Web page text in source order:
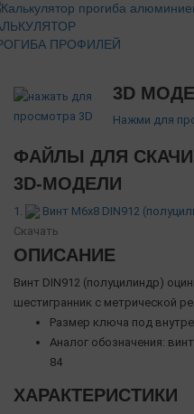
ПРОФИЛЕЙ
3D
Нажми для
ФАЙЛЫ ДЛЯ
3D-МОДЕЛИ
1.
Винт М6х8 DIN912
Скачать
ОПИСАНИЕ
Винт DIN912 (полуцилиндр)
шестигранник с метрической
Размер ключа под
Аналог обозначения:
84
ХАРАКТЕРИСТИКИ